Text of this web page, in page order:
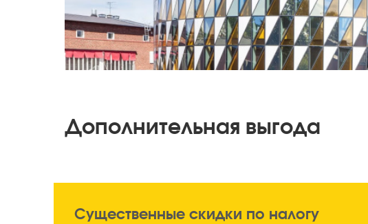
Дополнительная выгода
Существенные скидки по налогу